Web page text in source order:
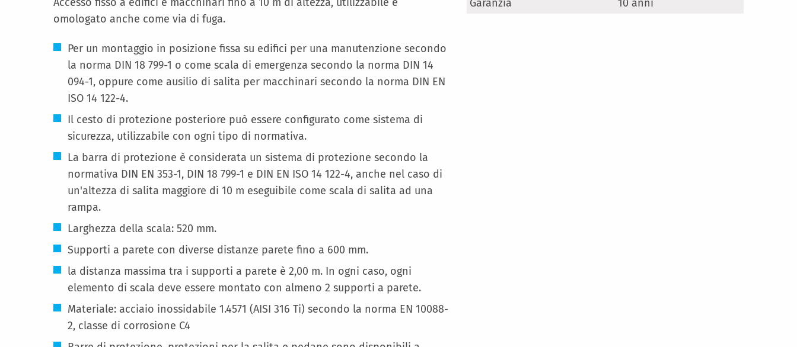
omologato anche come via di fuga.
Per un montaggio in posizione fissa su edifici per una manutenzione secondo
la norma DIN 18 799-1 o come scala di emergenza secondo la norma DIN 14
094-1, oppure come ausilio di salita per macchinari secondo la norma DIN EN
ISO 14 122-4.
Il cesto di protezione posteriore può essere configurato come sistema di
sicurezza, utilizzabile con ogni tipo di normativa.
La barra di protezione è considerata un sistema di protezione secondo la
normativa DIN EN 353-1, DIN 18 799-1 e DIN EN ISO 14 122-4, anche nel caso di
un'altezza di salita maggiore di 10 m eseguibile come scala di salita ad una
rampa.
Larghezza della scala: 520 mm.
Supporti a parete con diverse distanze parete fino a 600 mm.
la distanza massima tra i supporti a parete è 2,00 m. In ogni caso, ogni
elemento di scala deve essere montato con almeno 2 supporti a parete.
Materiale: acciaio inossidabile 1.4571 (AISI 316 Ti) secondo la norma EN 10088-
2, classe di corrosione C4
Garanzia 10 anni